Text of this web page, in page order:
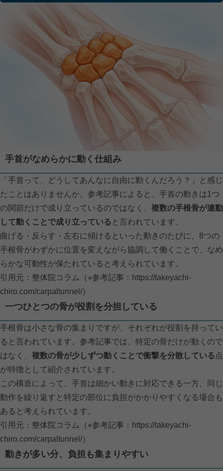
手首がなめらかに動く仕組み
「手首って、どうしてあんなに自由に動くんだろう？」と感じ
たことはありませんか。参考記事によると、手首の動きは1つ
の関節だけで成り立っているのではなく、 複数の手根骨が連動
して動くことで成り立っている と言われています。
曲げる・反らす・左右に傾けるといった動きのたびに、8つの
手根骨がわずかに位置を変えながら協調して働くことで、なめ
らかな可動性が保たれていると考えられています。
引用元：整体院コラム（⭐︎参考記事： https://takeyachi-
chiro.com/carpaltunnel/）
一つひとつの骨が役割を分担している
手根骨は小さな骨の集まりですが、それぞれが役割を持ってい
ると言われています。参考記事では、特定の骨だけが動くので
はなく、 複数の骨が少しずつ動くことで衝撃を分散している点
が特徴として紹介されています。
この構造によって、手首は細かい動きに対応できる一方、同じ
動作を繰り返すと特定の部位に負担がかかりやすくなる場合も
あると考えられています。
引用元：整体院コラム（⭐︎参考記事： https://takeyachi-
chiro.com/carpaltunnel/）
動きが多い分、負担も集まりやすい